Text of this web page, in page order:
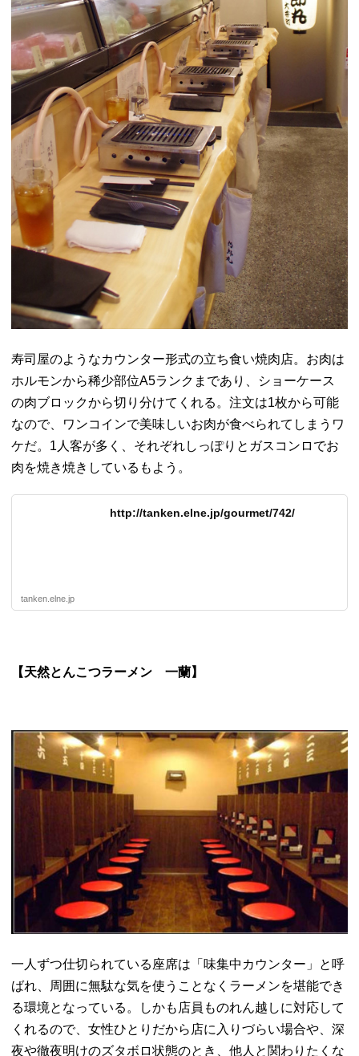
寿司屋のようなカウンター形式の立ち食い焼肉店。 お肉は
ホルモンから稀少部位A5ランクまであり、
ショーケース
の肉ブロックから切り分けてくれる。注文は1枚から可能
なので、
ワンコインで美味しいお肉が食べられてしまうワ
ケだ。 1人客が多く、 それぞれしっぽりとガスコンロでお
肉を焼き焼きしているもよう。
http://tanken.elne.jp/gourmet/742/
tanken.elne.jp
【天然とんこつラーメン 一蘭】
一人ずつ仕切られている座席は「味集中カウンター」と呼
ばれ、
周囲に無駄な気を使うことなくラーメンを堪能でき
る環境となっている。しかも店員ものれん越しに対応して
くれるので、女性ひとりだから店に入りづらい場合や、深
夜や徹夜明けのズタボロ状態のとき、他人と関わりたくな